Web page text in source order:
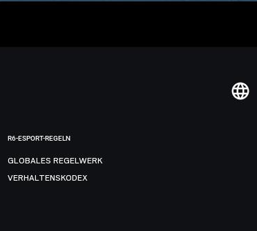
R6-ESPORT-REGELN
GLOBALES REGELWERK
VERHALTENSKODEX